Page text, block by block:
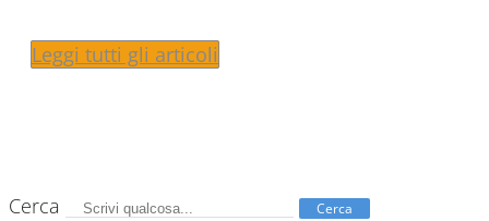
Leggi tutti gli articoli
Cerca Cerca